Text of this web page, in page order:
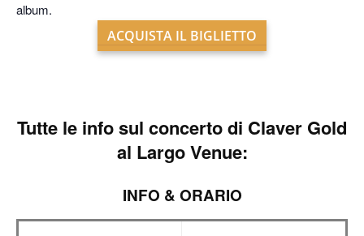
album.
ACQUISTA IL BIGLIETTO
Tutte le info sul concerto di Claver Gold
al Largo Venue:
INFO & ORARIO